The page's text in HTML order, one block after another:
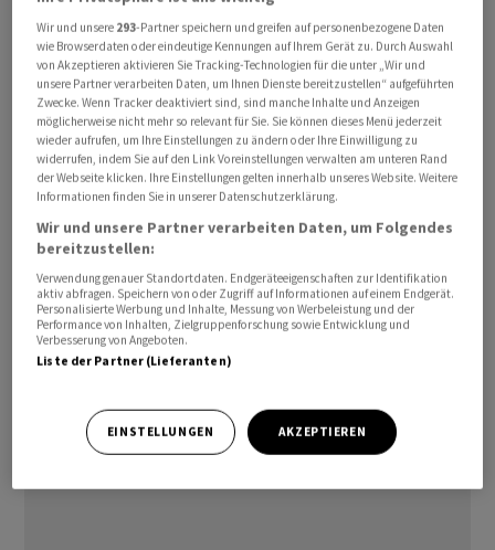
Daher habe er - Selenskyj - mit US-Präsident Donald
Trump darüber gesprochen, ein solches Treffen in den
USA zu organisieren. Wenn Trump Putin einen solchen
Vorschlag machte, dürfte es diesem auch deutlich
schwerer fallen, ihn zurückzuweisen, meinte Selenskyj.
«Wir werden sehen, was dabei herauskommt», sagte er
in einem Video. Selenskyj nahm dabei offenbar Bezug
auf ein Telefonat am Sonntag, als er Trump - ähnlich wie
kam auch der Ukraine-Krieg zur Sprache.
Wir und unsere 293-Partner speichern und greifen auf personenbezogene Daten
wie Browserdaten oder eindeutige Kennungen auf Ihrem Gerät zu. Durch Auswahl
von Akzeptieren aktivieren Sie Tracking-Technologien für die unter „Wir und
unsere Partner verarbeiten Daten, um Ihnen Dienste bereitzustellen“ aufgeführten
Zwecke. Wenn Tracker deaktiviert sind, sind manche Inhalte und Anzeigen
möglicherweise nicht mehr so relevant für Sie. Sie können dieses Menü jederzeit
wieder aufrufen, um Ihre Einstellungen zu ändern oder Ihre Einwilligung zu
widerrufen, indem Sie auf den Link Voreinstellungen verwalten am unteren Rand
der Webseite klicken. Ihre Einstellungen gelten innerhalb unseres Website. Weitere
Informationen finden Sie in unserer Datenschutzerklärung.
Wir und unsere Partner verarbeiten Daten, um Folgendes
bereitzustellen:
Verwendung genauer Standortdaten. Endgeräteeigenschaften zur Identifikation
aktiv abfragen. Speichern von oder Zugriff auf Informationen auf einem Endgerät.
Personalisierte Werbung und Inhalte, Messung von Werbeleistung und der
Performance von Inhalten, Zielgruppenforschung sowie Entwicklung und
Verbesserung von Angeboten.
Liste der Partner (Lieferanten)
EINSTELLUNGEN AKZEPTIEREN